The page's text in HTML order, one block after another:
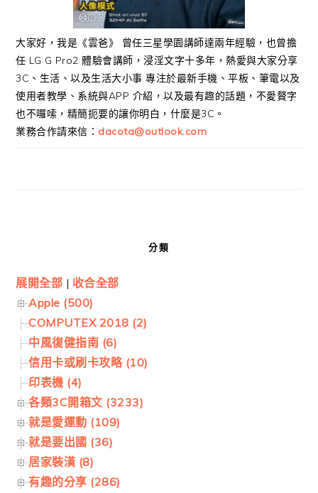
大家好，我是《雲爸》 曾任三星學園講師達兩年經驗，也曾擔
任 LG G Pro2 體驗會講師，浸淫文字十多年，熱愛與大家分享
3C、生活、以及生活大小事 專注於最新手機、平板、筆電以及
使用者教學、系統與APP 介紹，以及最有趣的話題，不愛贅字
也不囉嗦，精簡扼要的讓你明白，什麼是3C。
業務合作請來信： dacota@outlook.com
分類
展開全部 | 收合全部
Apple (500)
COMPUTEX 2018 (2)
中風復健指南 (6)
信用卡或刷卡攻略 (10)
印表機 (4)
各類3C開箱文 (3233)
就是愛運動 (109)
就是要出國 (36)
居家裝潢 (8)
有趣的分享 (286)